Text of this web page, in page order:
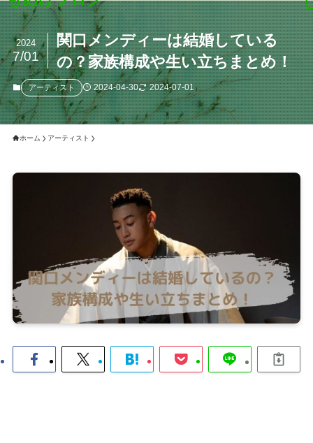
関口メンディーは結婚している
の？家族構成や生い立ちまとめ！
2024
7/01
アーティスト 2024-04-30 2024-07-01
ホーム アーティスト